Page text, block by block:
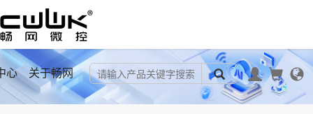
心 关于畅网